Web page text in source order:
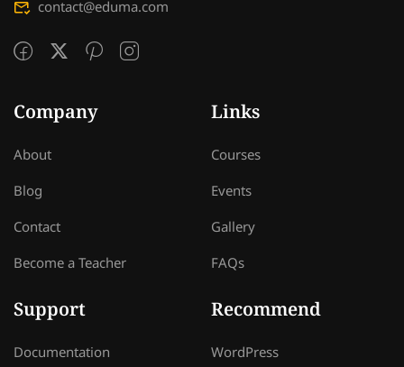
contact@eduma.com
Company
About
Blog
Contact
Become a Teacher
Links
Courses
Events
Gallery
FAQs
Support
Documentation
Recommend
WordPress